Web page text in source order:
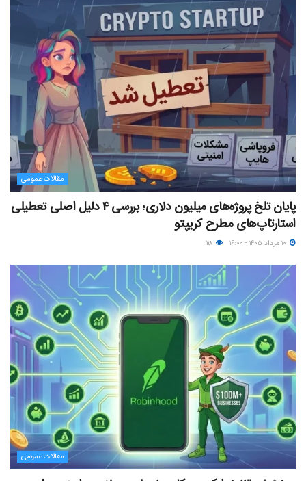
مقالات عمومی
پایان تلخ پروژه‌های میلیون دلاری؛ بررسی ۴ دلیل اصلی تعطیلی
استارتاپ‌های مطرح کریپتو
مقالات عمومی